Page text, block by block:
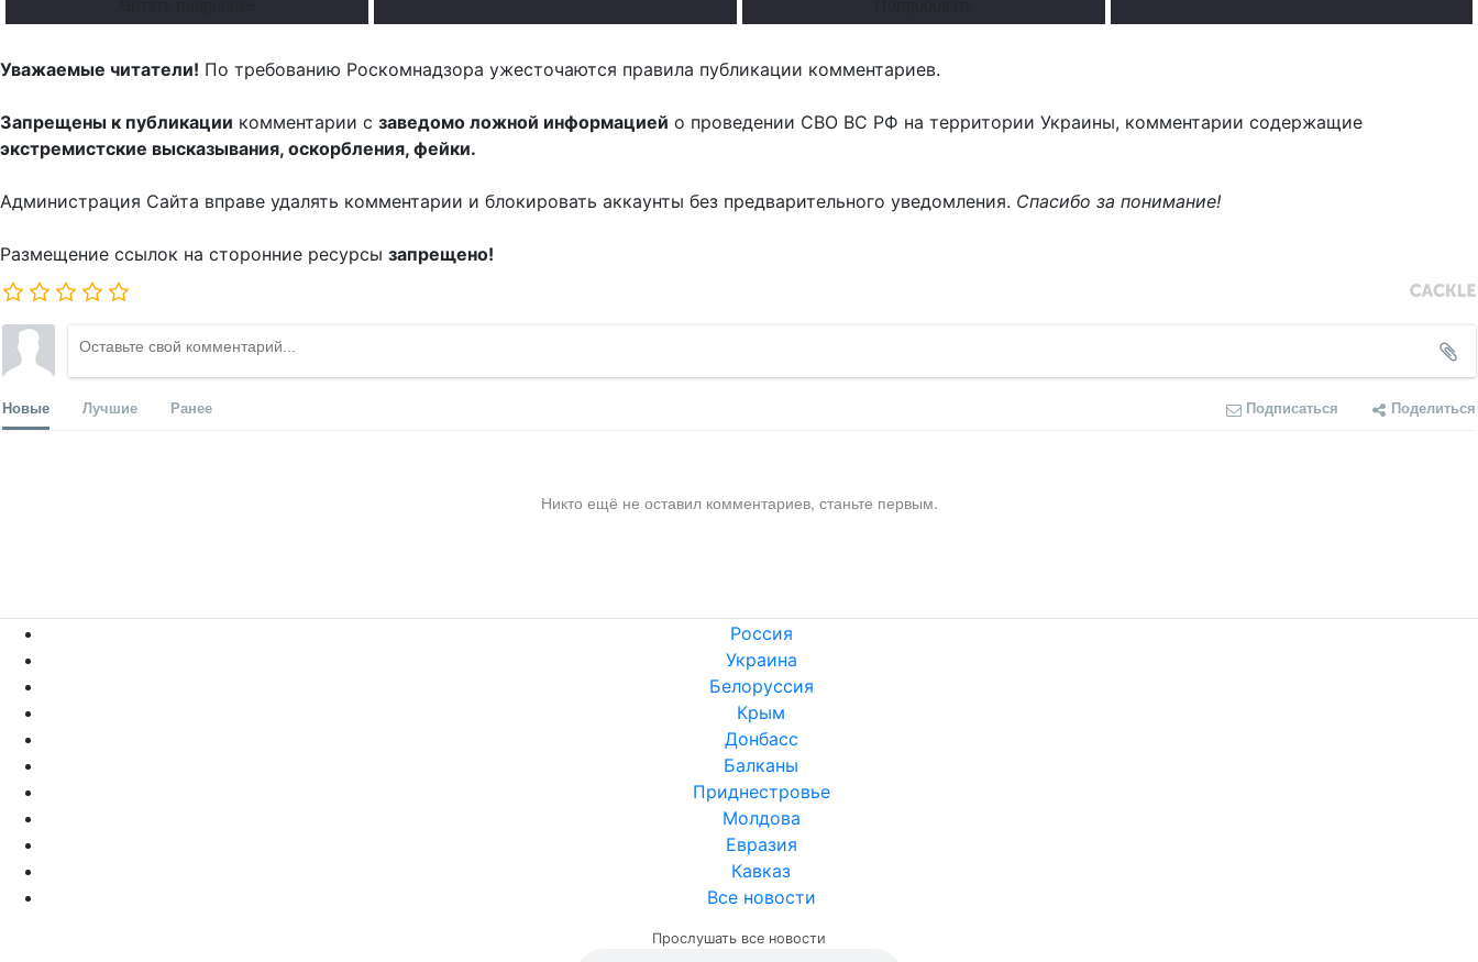
Уважаемые читатели! По требованию Роскомнадзора ужесточаются правила публикации комментариев.
Запрещены к публикации комментарии с заведомо ложной информацией о проведении СВО ВС РФ на территории Украины, комментарии содержащие
экстремистские высказывания, оскорбления, фейки.
Администрация Сайта вправе удалять комментарии и блокировать аккаунты без предварительного уведомления. Спасибо за понимание!
Размещение ссылок на сторонние ресурсы запрещено!
Новые Лучшие Ранее Подписаться Поделиться
Никто ещё не оставил комментариев, станьте первым.
Россия
Украина
Белоруссия
Крым
Донбасс
Балканы
Приднестровье
Молдова
Евразия
Кавказ
Все новости
Прослушать все новости